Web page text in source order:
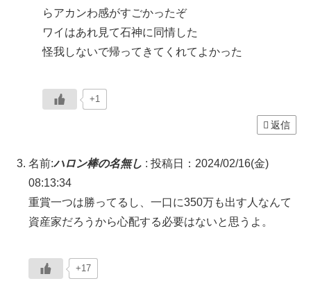
らアカンわ感がすごかったぞ
ワイはあれ見て石神に同情した
怪我しないで帰ってきてくれてよかった
+1
返信
名前:ハロン棒の名無し : 投稿日：2024/02/16(金)
08:13:34
重賞一つは勝ってるし、一口に350万も出す人なんて
資産家だろうから心配する必要はないと思うよ。
+17